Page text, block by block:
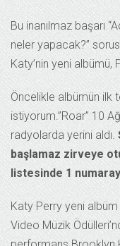
Bu inanılmaz başarı
neler yapacak?”
Katy’nin yeni albümü,
Öncelikle albümün ilk
istiyorum.”Roar” 10
radyolarda yerini aldı.
başlamaz zirveye
listesinde 1
Katy Perry yeni albüm
Video Müzik